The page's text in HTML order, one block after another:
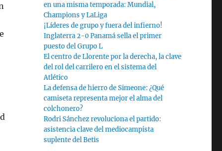
en una misma temporada: Mundial,
Champions y LaLiga
¡Líderes de grupo y fuera del infierno!
Inglaterra 2-0 Panamá sella el primer
puesto del Grupo L
El centro de Llorente por la derecha, la clave
del rol del carrilero en el sistema del
Atlético
La defensa de hierro de Simeone: ¿Qué
camiseta representa mejor el alma del
colchonero?
Rodri Sánchez revoluciona el partido:
asistencia clave del mediocampista
suplente del Betis